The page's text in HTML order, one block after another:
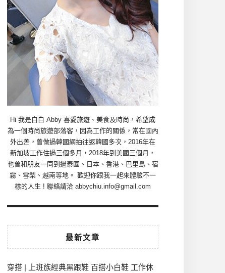
Hi 我是白白 Abby 喜愛旅遊、美食及時尚，希望成
為一個時尚旅遊部落客，因為工作的關係，常在國內
外出差，曾做過韓國網拍往返韓國多次，2016年在
新加坡工作住過三個多月，2018年到美國三個月，
也曾和朋友一同到過泰國、日本、香港、巴里島、宿
霧、雪梨、越南等地。 歡迎你跟我一起來體驗不一
樣的人生 ! 聯絡請洽 abbychiu.info@gmail.com
最新文章
穿搭 | 上班族經典黑跟鞋 百搭小白鞋 工作休